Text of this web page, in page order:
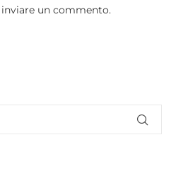
inviare un commento.